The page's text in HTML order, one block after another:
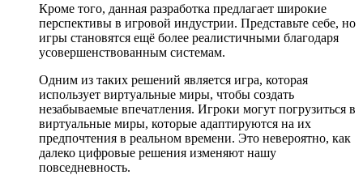
Кроме того, данная разработка предлагает широкие
перспективы в игровой индустрии. Представьте себе, но
игры становятся ещё более реалистичными благодаря
усовершенствованным системам.
Одним из таких решений является игра, которая
использует виртуальные миры, чтобы создать
незабываемые впечатления. Игроки могут погрузиться в
виртуальные миры, которые адаптируются на их
предпочтения в реальном времени. Это невероятно, как
далеко цифровые решения изменяют нашу
повседневность.